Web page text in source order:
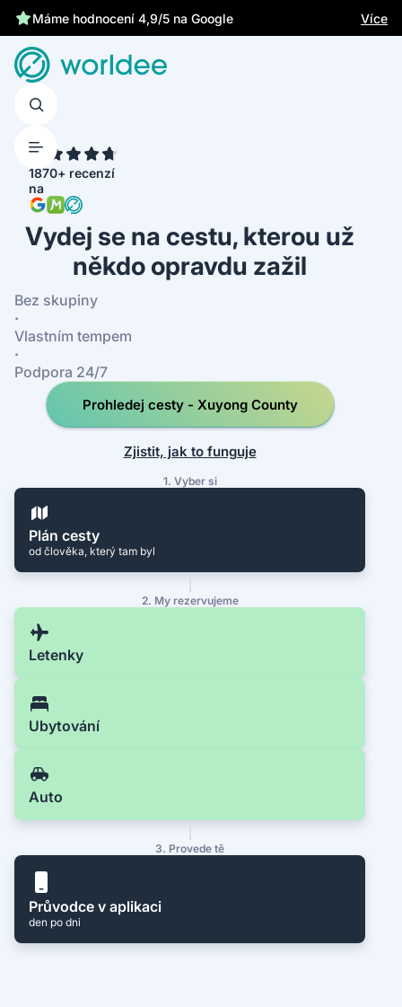
Máme hodnocení 4,9/5 na Google
Chrání tě zákonné pojištění Více
1870+ recenzí
na
Vydej se na cestu, kterou už
někdo opravdu zažil
Bez skupiny
·
Vlastním tempem
·
Podpora 24/7
Prohledej cesty - Xuyong County
Zjistit, jak to funguje
1. Vyber si
Plán cesty
od člověka, který tam byl
2. My rezervujeme
Letenky
Ubytování
Auto
3. Provede tě
Průvodce v aplikaci
den po dni